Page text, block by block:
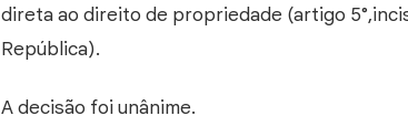
direta ao direito de propriedade (artigo
República).
A decisão foi unânime.